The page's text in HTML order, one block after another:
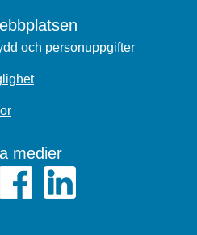
och personuppgifter
medier